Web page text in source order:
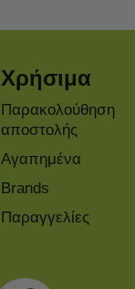
Χρήσιμα
Παρακολούθηση
αποστολής
Αγαπημένα
Brands
Παραγγελίες